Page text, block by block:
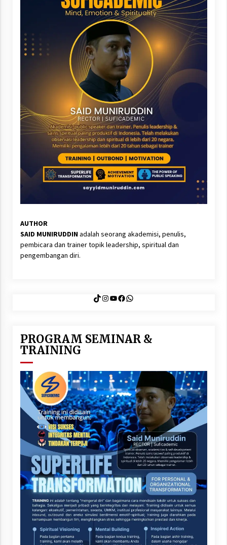
AUTHOR
SAID MUNIRUDDINadalah seorang akademisi, penulis,
pembicara dan trainer topik leadership, spiritual dan
pengembangan diri.
TikTok
Instagram
YouTube
Facebook
WhatsApp
PROGRAM SEMINAR &
TRAINING